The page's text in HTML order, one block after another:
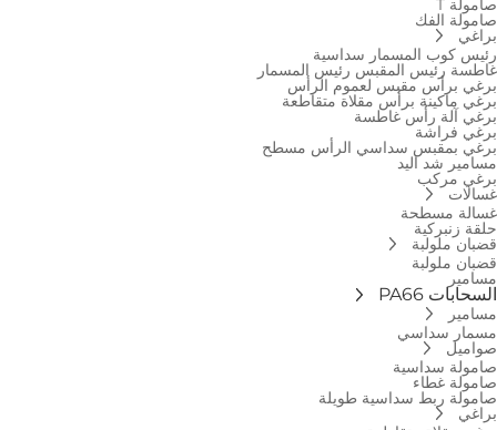
صامولة T
صامولة الفك
براغي
رئيس كوب المسمار سداسية
غاطسة رئيس المقبس رئيس المسمار
برغي برأس مقبس لعموم الرأس
برغي ماكينة برأس مقلاة متقاطعة
برغي آلة رأس غاطسة
برغي فراشة
برغي بمقبس سداسي الرأس مسطح
مسامير شد اليد
برغي مركب
غسالات
غسالة مسطحة
حلقة زنبركية
قضبان ملولبة
قضبان ملولبة
مسامير
السحابات PA66
مسامير
مسمار سداسي
صواميل
صامولة سداسية
صامولة غطاء
صامولة ربط سداسية طويلة
براغي